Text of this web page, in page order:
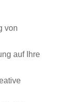
von
auf Ihre